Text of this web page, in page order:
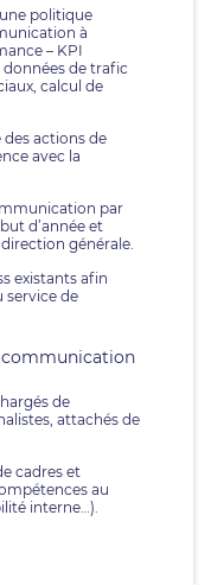
politique
à
– KPI
de trafic
calcul de
des actions de
avec la
par
d’année et
générale.
existants afin
service de
communication
de
attachés de
cadres et
au
interne…).